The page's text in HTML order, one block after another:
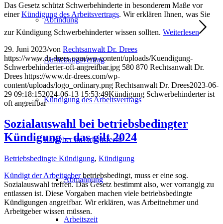
Abfindung
Aufhebungsvertrag
Kündigung des Arbeitsvertrags
Ratgeber im Arbeitsrecht
Abmahnung
Arbeitszeit
Das Gesetz schützt Schwerbehinderte in besonderem Maße vor
einerKündigung des Arbeitsvertrags. Wir erklären Ihnen, was Sie
zur Kündigung Schwerbehinderter wissen sollten. Weiterlesen
29. Juni 2023/von Rechtsanwalt Dr. Drees
https://www.dr-drees.com/wp-content/uploads/Kuendigung-
Schwerbehinderter-oft-angreifbar.jpg 580 870 Rechtsanwalt Dr.
Drees https://www.dr-drees.com/wp-
content/uploads/logo_ordinary.png Rechtsanwalt Dr. Drees2023-06-
29 09:18:152024-06-13 15:53:49Kündigung Schwerbehinderter ist
oft angreifbar
Sozialauswahl bei betriebsbedingter
Kündigung – das gilt 2024
Betriebsbedingte Kündigung, Kündigung
Kündigt der Arbeitgeberbetriebsbedingt, muss er eine sog.
Sozialauswahl treffen. Das Gesetz bestimmt also, wer vorrangig zu
entlassen ist. Diese Vorgaben machen viele betriebsbedingte
Kündigungen angreifbar. Wir erklären, was Arbeitnehmer und
Arbeitgeber wissen müssen.